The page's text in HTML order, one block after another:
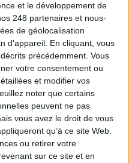
et le développement de
248 partenaires et nous-
de géolocalisation
d'appareil. En cliquant, vous
précédemment. Vous
votre consentement ou
et modifier vos
noter que certains
peuvent ne pas
vous avez le droit de vous
qu’à ce site Web.
ou retirer votre
sur ce site et en
encadrer les usages sans
que chaque PME doit savoir et